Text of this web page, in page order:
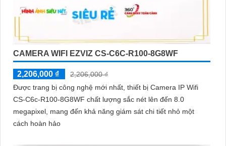
CAMERA WIFI EZVIZ CS-C6C-R100-8G8WF
2,206,000 ₫
2,206,000 ₫
Được trang bị công nghệ mới nhất, thiết bị Camera IP Wifi
CS-C6c-R100-8G8WF chất lượng sắc nét lên đến 8.0
megapixel, mang đến khả năng giám sát chi tiết nhỏ một
cách hoàn hảo